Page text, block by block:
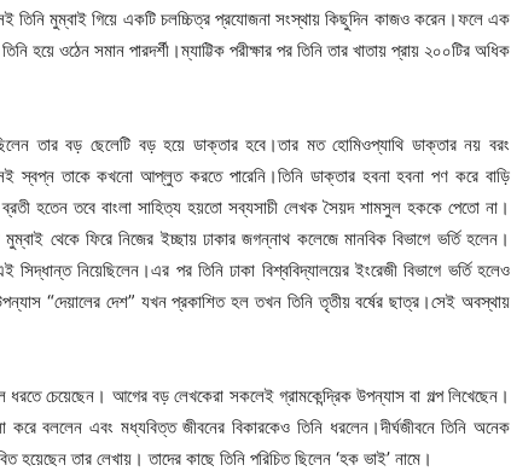
তিনি মুম্বাই গিয়ে একটি চলচ্চিত্র প্রযোজনা সংস্থায় কিছুদিন কাজও করেন।ফলে এক
হয়ে ওঠেন সমান পারদর্শী।ম্যাট্টিক পরীক্ষার পর তিনি তার খাতায় প্রায় ২০০টির অধিক
তার বড় ছেলেটি বড় হয়ে ডাক্তার হবে।তার মত হোমিওপ্যাথি ডাক্তার নয় বরং
স্বপ্ন তাকে কখনো আপ্লুত করতে পারেনি।তিনি ডাক্তার হবনা হবনা পণ করে বাড়ি
ব্রতী হতেন তবে বাংলা সাহিত্য হয়তো সব্যসাচী লেখক সৈয়দ শামসুল হককে পেতো না।
থেকে ফিরে নিজের ইচ্ছায় ঢাকার জগন্নাথ কলেজে মানবিক বিভাগে ভর্তি হলেন।
নিয়েছিলেন।এর পর তিনি ঢাকা বিশ্ববিদ্যালয়ের ইংরেজী বিভাগে ভর্তি হলেও
“দেয়ালের দেশ” যখন প্রকাশিত হল তখন তিনি তৃতীয় বর্ষের ছাত্র।সেই অবস্থায়
চেয়েছেন। আগের বড় লেখকেরা সকলেই গ্রামকেন্দ্রিক উপন্যাস বা গল্প লিখেছেন।
বললেন এবং মধ্যবিত্ত জীবনের বিকারকেও তিনি ধরলেন।দীর্ঘজীবনে তিনি অনেক
তার লেখায়। তাদের কাছে তিনি পরিচিত ছিলেন ‘হক ভাই’ নামে।